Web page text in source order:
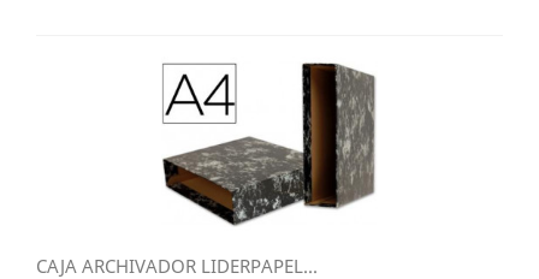
CAJA ARCHIVADOR LIDERPAPEL...